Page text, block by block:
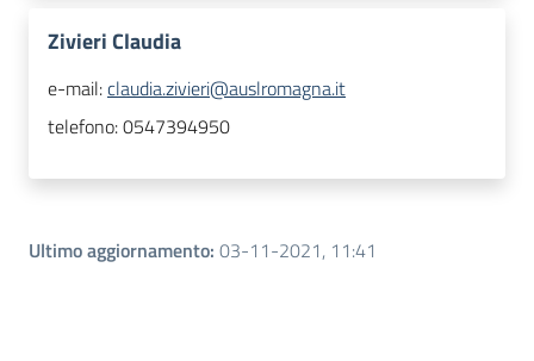
Zivieri Claudia
e-mail:claudia.zivieri@auslromagna.it
telefono:0547394950
Ultimo aggiornamento: 03-11-2021, 11:41